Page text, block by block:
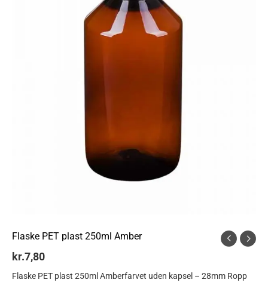
Flaske PET plast 250ml Amber
kr.7,80
Flaske PET plast 250ml Amberfarvet uden kapsel – 28mm Ropp